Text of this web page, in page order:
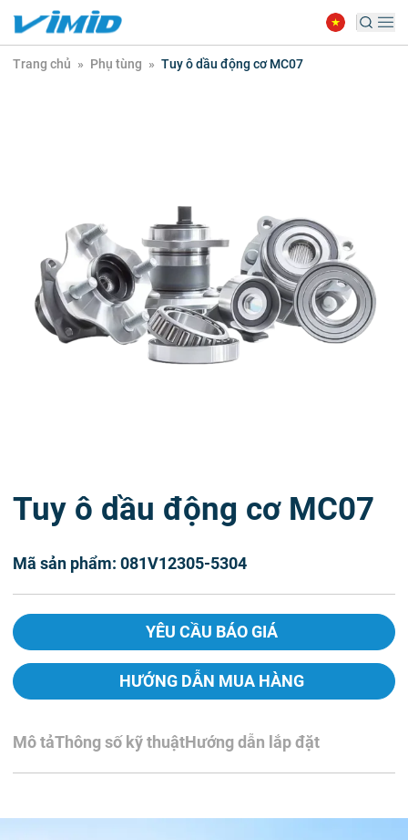
Trang chủ » Phụ tùng » Tuy ô dầu động cơ MC07
Tuy ô dầu động cơ MC07
Mã sản phẩm: 081V12305-5304
YÊU CẦU BÁO GIÁ
HƯỚNG DẪN MUA HÀNG
Mô tảThông số kỹ thuậtHướng dẫn lắp đặt